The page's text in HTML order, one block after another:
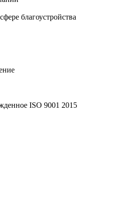
благоустройства
ISO 9001 2015